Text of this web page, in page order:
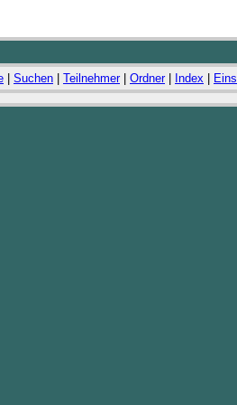
Suchen Teilnehmer| Ordner| Index